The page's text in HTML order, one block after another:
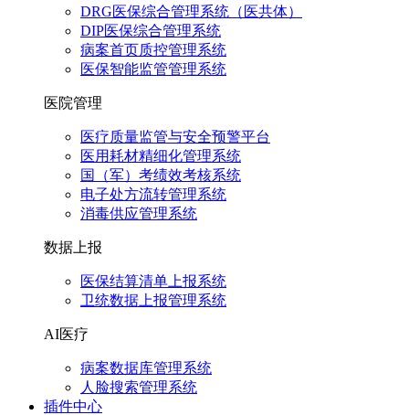
DRG医保综合管理系统（医共体）
DIP医保综合管理系统
病案首页质控管理系统
医保智能监管管理系统
医院管理
医疗质量监管与安全预警平台
医用耗材精细化管理系统
国（军）考绩效考核系统
电子处方流转管理系统
消毒供应管理系统
数据上报
医保结算清单上报系统
卫统数据上报管理系统
AI医疗
病案数据库管理系统
人脸搜索管理系统
插件中心